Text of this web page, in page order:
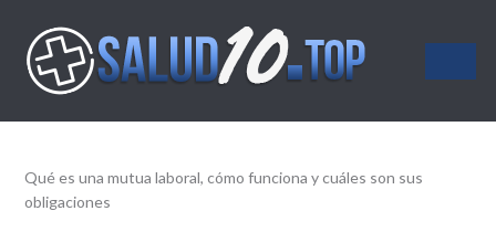
Salud10.top
Qué es una mutua laboral, cómo funciona y cuáles son sus
obligaciones